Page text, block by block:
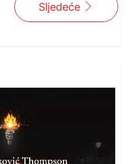
Sljedeće